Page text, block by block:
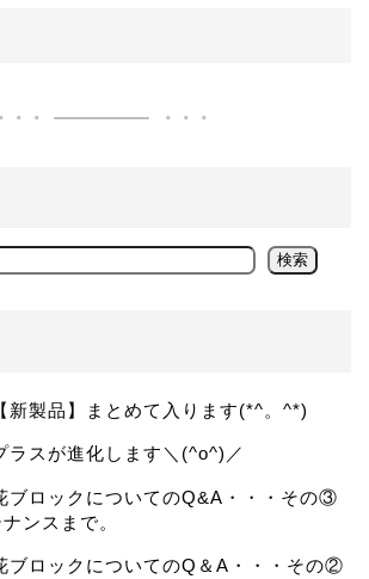
検索
新製品】まとめて入ります(*^。^*)
ラスが進化します＼(^o^)／
ブロックについてのQ&A・・・その③
ンスまで。
ブロックについてのQ＆A・・・その②